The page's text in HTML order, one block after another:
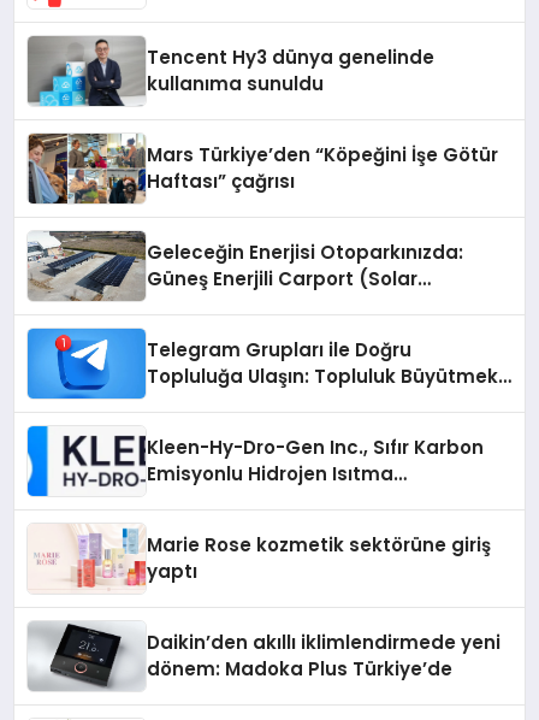
Tencent Hy3 dünya genelinde
kullanıma sunuldu
Mars Türkiye’den “Köpeğini İşe Götür
Haftası” çağrısı
Geleceğin Enerjisi Otoparkınızda:
Güneş Enerjili Carport (Solar
Telegram Grupları ile Doğru
Topluluğa Ulaşın: Topluluk Büyütmek
Kleen-Hy-Dro-Gen Inc., Sıfır Karbon
Emisyonlu Hidrojen Isıtma
Marie Rose kozmetik sektörüne giriş
yaptı
Daikin’den akıllı iklimlendirmede yeni
dönem: Madoka Plus Türkiye’de